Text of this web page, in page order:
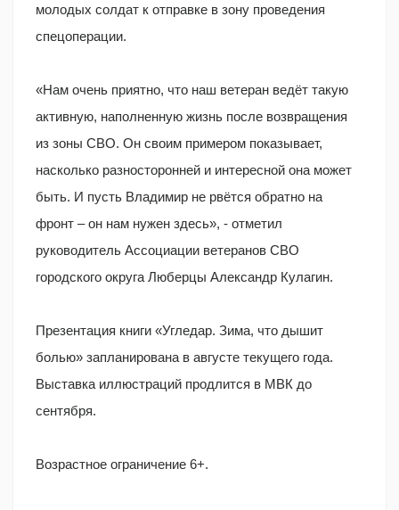
молодых солдат к отправке в зону проведения
спецоперации.
«Нам очень приятно, что наш ветеран ведёт такую
активную, наполненную жизнь после возвращения
из зоны СВО. Он своим примером показывает,
насколько разносторонней и интересной она может
быть. И пусть Владимир не рвётся обратно на
фронт – он нам нужен здесь», - отметил
руководитель Ассоциации ветеранов СВО
городского округа Люберцы Александр Кулагин.
Презентация книги «Угледар. Зима, что дышит
болью» запланирована в августе текущего года.
Выставка иллюстраций продлится в МВК до
сентября.
Возрастное ограничение 6+.